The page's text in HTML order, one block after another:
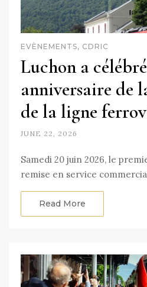
EVÈNEMENTS, CDRIC
Luchon a
anniversaire de
de la ligne
JUNE 22, 2026
Samedi 20 juin 2026, le
remise en service
Read More